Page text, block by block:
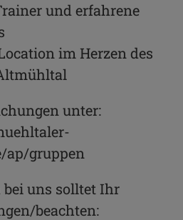
und erfahrene
im Herzen des
unter:
ap/gruppen
bei uns solltet Ihr
beachten: